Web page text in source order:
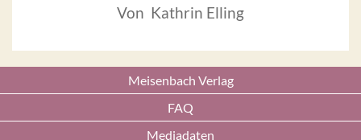
Von Kathrin Elling
Meisenbach Verlag
FAQ
Mediadaten